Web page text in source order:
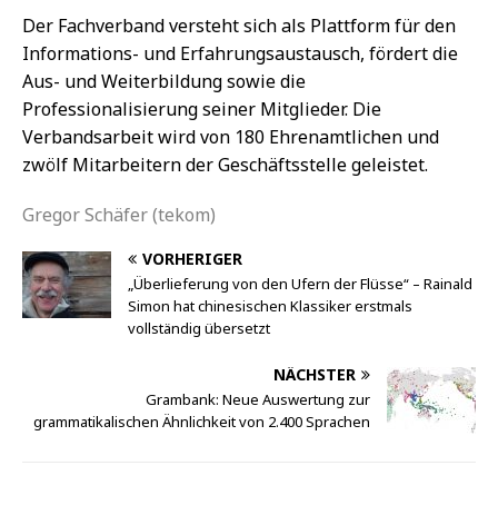
Der Fachverband versteht sich als Plattform für den
Informations- und Erfahrungsaustausch, fördert die
Aus- und Weiterbildung sowie die
Professionalisierung seiner Mitglieder. Die
Verbandsarbeit wird von 180 Ehrenamtlichen und
zwölf Mitarbeitern der Geschäftsstelle geleistet.
Gregor Schäfer (tekom)
VORHERIGER
„Überlieferung von den Ufern der Flüsse“ – Rainald
Simon hat chinesischen Klassiker erstmals
vollständig übersetzt
NÄCHSTER
Grambank: Neue Auswertung zur
grammatikalischen Ähnlichkeit von 2.400 Sprachen